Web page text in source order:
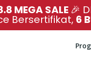
MEGA SALE 🎉
Bersertifikat, 6